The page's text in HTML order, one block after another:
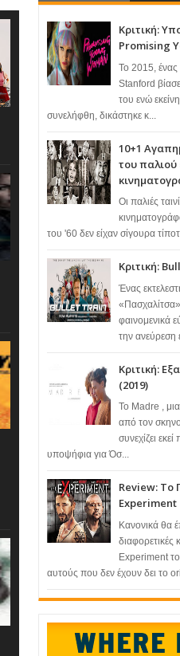
Κριτική:
Promising
Το 2015, ένας
Stanford
του ενώ
συνελήφθη, δικάστηκε κ...
10+1
του παλιού
Οι παλιές
του '60 δεν είχαν σίγουρα
Κριτική:
Ένας
φαινομενικά
την ανεύρεση
Κριτική:
(2019)
Το Madre ,
από τον
συνεχίζει
υποψήφια για Όσ...
Review: Το
Experiment
Κανονικά θα
διαφορετικές
Experiment
αυτούς που δεν έχουν δει το